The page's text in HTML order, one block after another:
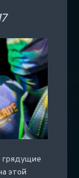
грядущие
этой